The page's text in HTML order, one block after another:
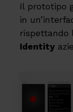
Il prototipo
in
rispettando
Identity